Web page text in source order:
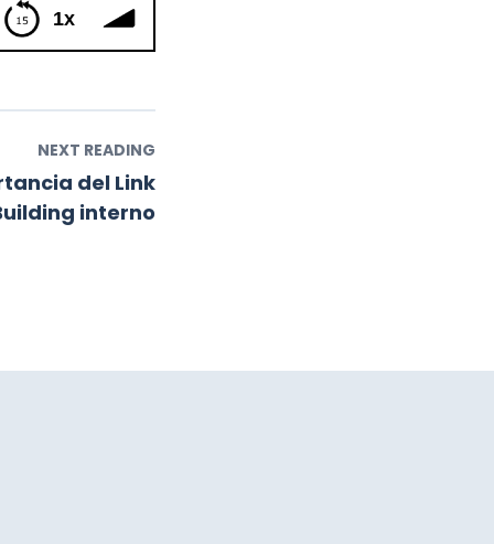
1x
NEXT READING
del Link
interno